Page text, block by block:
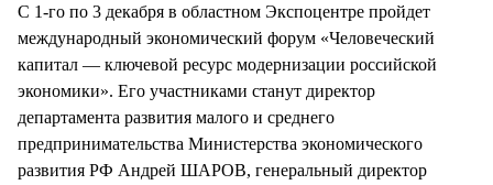
С 1-го по 3 декабря в областном Экспоцентре пройдет
международный экономический форум «Человеческий
капитал — ключевой ресурс модернизации российской
экономики». Его участниками станут директор
департамента развития малого и среднего
предпринимательства Министерства экономического
развития РФ Андрей ШАРОВ, генеральный директор